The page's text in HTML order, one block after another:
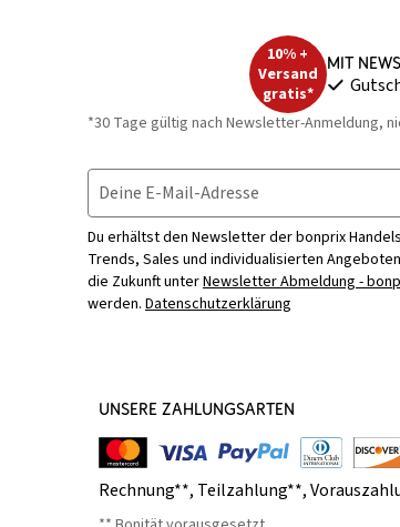
10% +
Versand
gratis*
Mit
*30 Tage gültig nach Newsletter-Anmeldung,
Deine E-Mail-Adresse
Du erhältst den Newsletter der bonprix
Trends, Sales und individualisierten
die Zukunft unterNewsletter Abmeldung -
werden. Datenschutzerklärung
UNSERE ZAHLUNGSARTEN
Rechnung**, Teilzahlung**,